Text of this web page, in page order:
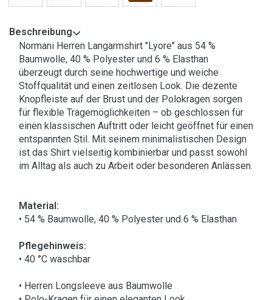
Beschreibung
Normani Herren Langarmshirt "Lyore" aus 54 %
Baumwolle, 40 % Polyester und 6 % Elasthan
überzeugt durch seine hochwertige und weiche
Stoffqualität und einen zeitlosen Look. Die dezente
Knopfleiste auf der Brust und der Polokragen sorgen
für flexible Tragemöglichkeiten – ob geschlossen für
einen klassischen Auftritt oder leicht geöffnet für einen
entspannten Stil. Mit seinem minimalistischen Design
ist das Shirt vielseitig kombinierbar und passt sowohl
im Alltag als auch zu Arbeit oder besonderen Anlässen.
Material:
• 54 % Baumwolle, 40 % Polyester und 6 % Elasthan
Pflegehinweis:
• 40 °C waschbar
• Herren Longsleeve aus Baumwolle